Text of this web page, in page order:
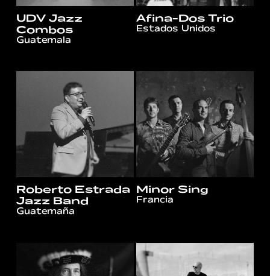
UDV Jazz
Combos
Guatemala
Afina-Dos Trio
Estados Unidos
Roberto Estrada
Jazz Band
Guatemaña
Minor Sing
Francia